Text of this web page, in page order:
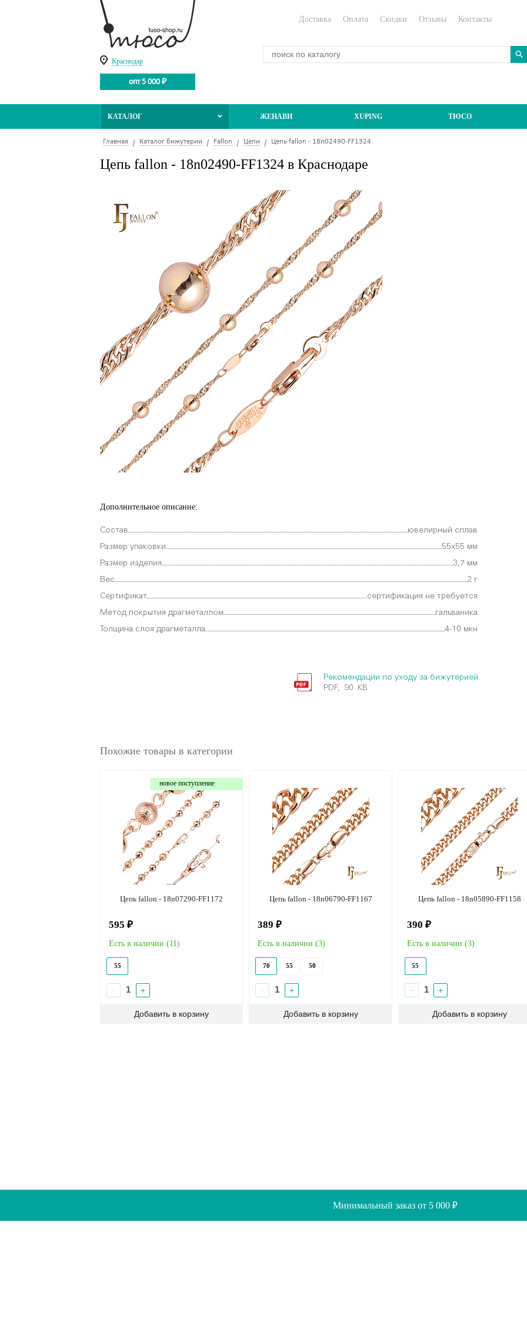
Краснодар
опт 5 000 ₽
Минимальный заказ от 5 000 ₽
Доставка Оплата Скидки Отзывы Контакты
КАТАЛОГ ЖЕНАВИ XUPING ТЮСО
Главная Каталог бижутерии Fallon Цепи Цепь fallon - 18n02490-FF1324
Цепь fallon - 18n02490-FF1324 в Краснодаре
Дополнительное описание:
Состав ювелирный сплав
Размер упаковки 55х55 мм
Размер изделия 3,7 мм
Вес 2 г
Сертификат сертификация не требуется
Метод покрытия драгметаллом гальваника
Толщина слоя драгметалла 4-10 мкн
Рекомендации по уходу за бижутерией
PDF, 90 KB
Похожие товары в категории
новое поступление
Цепь fallon - 18n07290-FF1172
595 ₽
Есть в наличии (11)
55
− +
Цепь fallon - 18n06790-FF1167
389 ₽
Есть в наличии (3)
70 55 50
− +
Цепь fallon - 18n05890-FF1158
390 ₽
Есть в наличии (3)
55
− +